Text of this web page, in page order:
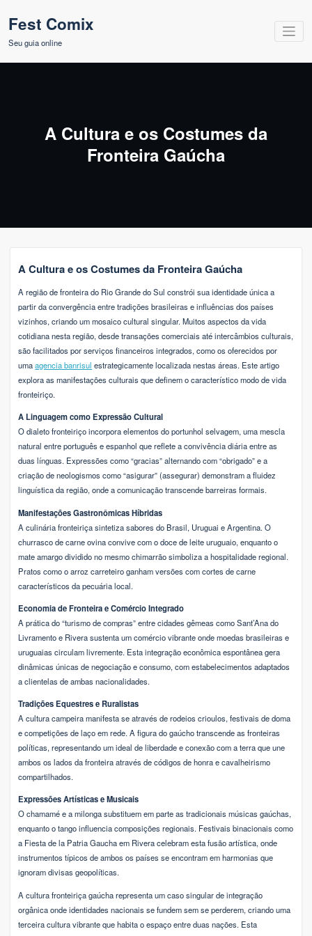
paraFest Comix
Seu guia online
A Cultura e os Costumes da
Fronteira Gaúcha
A Cultura e os Costumes da Fronteira Gaúcha
A região de fronteira do Rio Grande do Sul constrói sua identidade única a
partir da convergência entre tradições brasileiras e influências dos países
vizinhos, criando um mosaico cultural singular. Muitos aspectos da vida
cotidiana nesta região, desde transações comerciais até intercâmbios culturais,
são facilitados por serviços financeiros integrados, como os oferecidos por
umaagencia banrisul estrategicamente localizada nestas áreas. Este artigo
explora as manifestações culturais que definem o característico modo de vida
fronteiriço.
A Linguagem como Expressão Cultural
O dialeto fronteiriço incorpora elementos do portunhol selvagem, uma mescla
natural entre português e espanhol que reflete a convivência diária entre as
duas línguas. Expressões como “gracias” alternando com “obrigado” e a
criação de neologismos como “asigurar” (assegurar) demonstram a fluidez
linguística da região, onde a comunicação transcende barreiras formais.
Manifestações Gastronômicas Híbridas
A culinária fronteiriça sintetiza sabores do Brasil, Uruguai e Argentina. O
churrasco de carne ovina convive com o doce de leite uruguaio, enquanto o
mate amargo dividido no mesmo chimarrão simboliza a hospitalidade regional.
Pratos como o arroz carreteiro ganham versões com cortes de carne
característicos da pecuária local.
Economia de Fronteira e Comércio Integrado
A prática do “turismo de compras” entre cidades gêmeas como Sant’Ana do
Livramento e Rivera sustenta um comércio vibrante onde moedas brasileiras e
uruguaias circulam livremente. Esta integração econômica espontânea gera
dinâmicas únicas de negociação e consumo, com estabelecimentos adaptados
a clientelas de ambas nacionalidades.
Tradições Equestres e Ruralistas
A cultura campeira manifesta se através de rodeios crioulos, festivais de doma
e competições de laço em rede. A figura do gaúcho transcende as fronteiras
políticas, representando um ideal de liberdade e conexão com a terra que une
ambos os lados da fronteira através de códigos de honra e cavalheirismo
compartilhados.
Expressões Artísticas e Musicais
O chamamé e a milonga substituem em parte as tradicionais músicas gaúchas,
enquanto o tango influencia composições regionais. Festivais binacionais como
a Fiesta de la Patria Gaucha em Rivera celebram esta fusão artística, onde
instrumentos típicos de ambos os países se encontram em harmonias que
ignoram divisas geopolíticas.
A cultura fronteiriça gaúcha representa um caso singular de integração
orgânica onde identidades nacionais se fundem sem se perderem, criando uma
terceira cultura vibrante que habita o espaço entre duas nações. Esta